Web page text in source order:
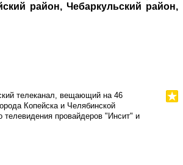
район, Чебаркульский район,
телеканал, вещающий на 46
Копейска и Челябинской
телевидения провайдеров "Инсит" и